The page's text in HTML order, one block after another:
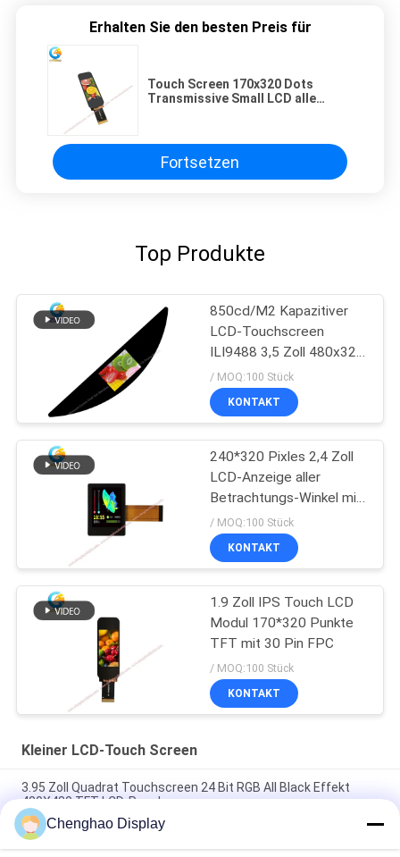
Erhalten Sie den besten Preis für
Touch Screen 170x320 Dots
Transmissive Small LCD alle
Fortsetzen
Top Produkte
850cd/M2 Kapazitiver
LCD-Touchscreen
ILI9488 3,5 Zoll 480x320
Punkte
/ MOQ:100 Stück
KONTAKT
240*320 Pixles 2,4 Zoll
LCD-Anzeige aller
Betrachtungs-Winkel mit
I2C TP
/ MOQ:100 Stück
KONTAKT
1.9 Zoll IPS Touch LCD
Modul 170*320 Punkte
TFT mit 30 Pin FPC
/ MOQ:100 Stück
KONTAKT
Kleiner LCD-Touch Screen
3.95 Zoll Quadrat Touchscreen 24 Bit RGB All Black Effekt
480X480 TFT LCD-Panel
3 Zoll Farb-Touchscreen-Display 800x268 Pixel 25 Pins IPS Tft
LCD-Modul
Chenghao Display